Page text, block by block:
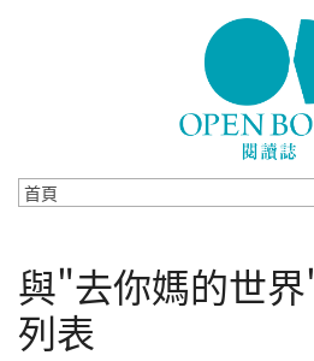
與"去你媽的世
列表